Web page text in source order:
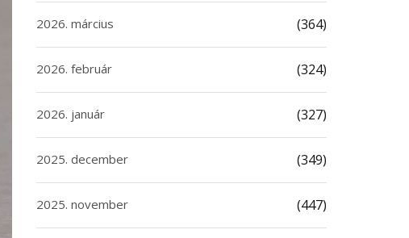
2026. március (364)
2026. február (324)
2026. január (327)
2025. december (349)
2025. november (447)